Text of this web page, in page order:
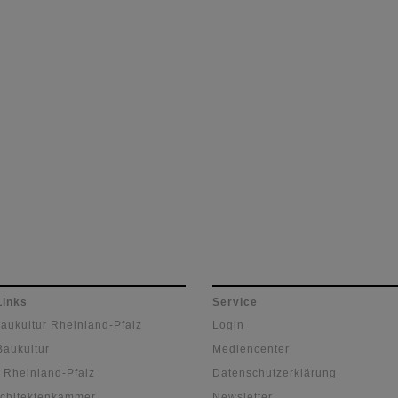
Rheinland-Pfalz
Rheinland-Pfalz
Service
Login
Mediencenter
Datenschutzerklärung